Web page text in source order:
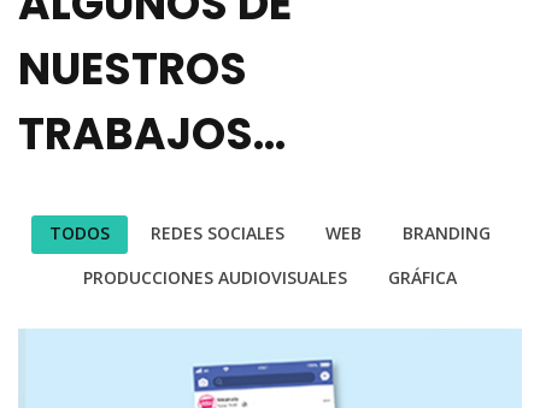
NUESTROS
TRABAJOS...
TODOS REDES SOCIALES WEB
BRANDING
PRODUCCIONES AUDIOVISUALES
GRÁFICA